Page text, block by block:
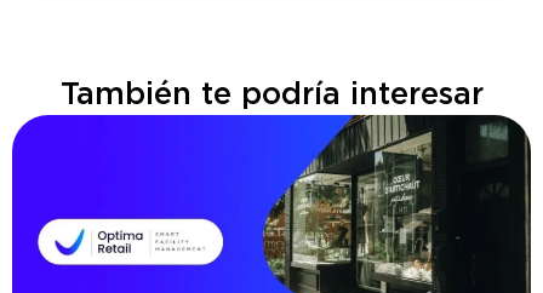
También te podría interesar